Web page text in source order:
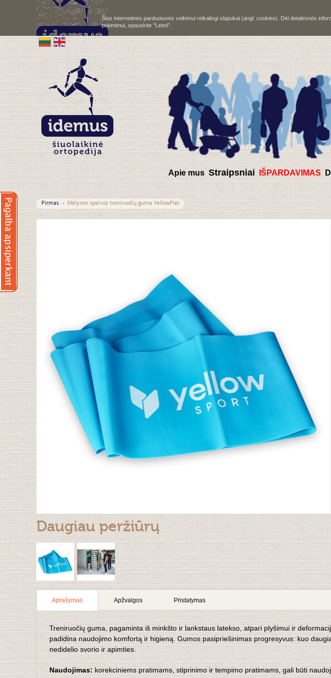
Šios internetinės parduotuvės veikimui reikalingi slapukai (angl. cookies). Dėl detalesnės
priėmimui, spauskite "Leisti".
Apie mus Straipsniai IŠPARDAVIMAS
Pirmas Mėlynos spalvos treniruočių guma YellowFlat
Daugiau peržiūrų
Aprašymas Apžvalgos Pristatymas
Treniruočių guma, pagaminta iš minkšto ir lankstaus latekso, atpari plyšimui ir
padidina naudojimo komfortą ir higieną. Gumos pasipriešinimas progresyvus: kuo
nedidelio svorio ir apimties.
Naudojimas:korekciniems pratimams, stiprinimo ir tempimo pratimams, gali būti